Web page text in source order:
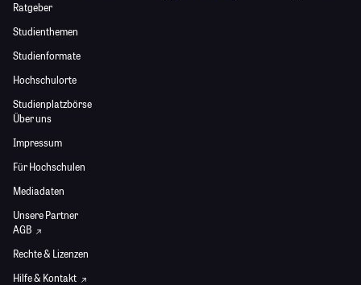
Ratgeber
Studienthemen
Studienformate
Hochschulorte
Studienplatzbörse
Über uns
Impressum
Für Hochschulen
Mediadaten
Unsere Partner
AGB
Rechte & Lizenzen
Hilfe & Kontakt